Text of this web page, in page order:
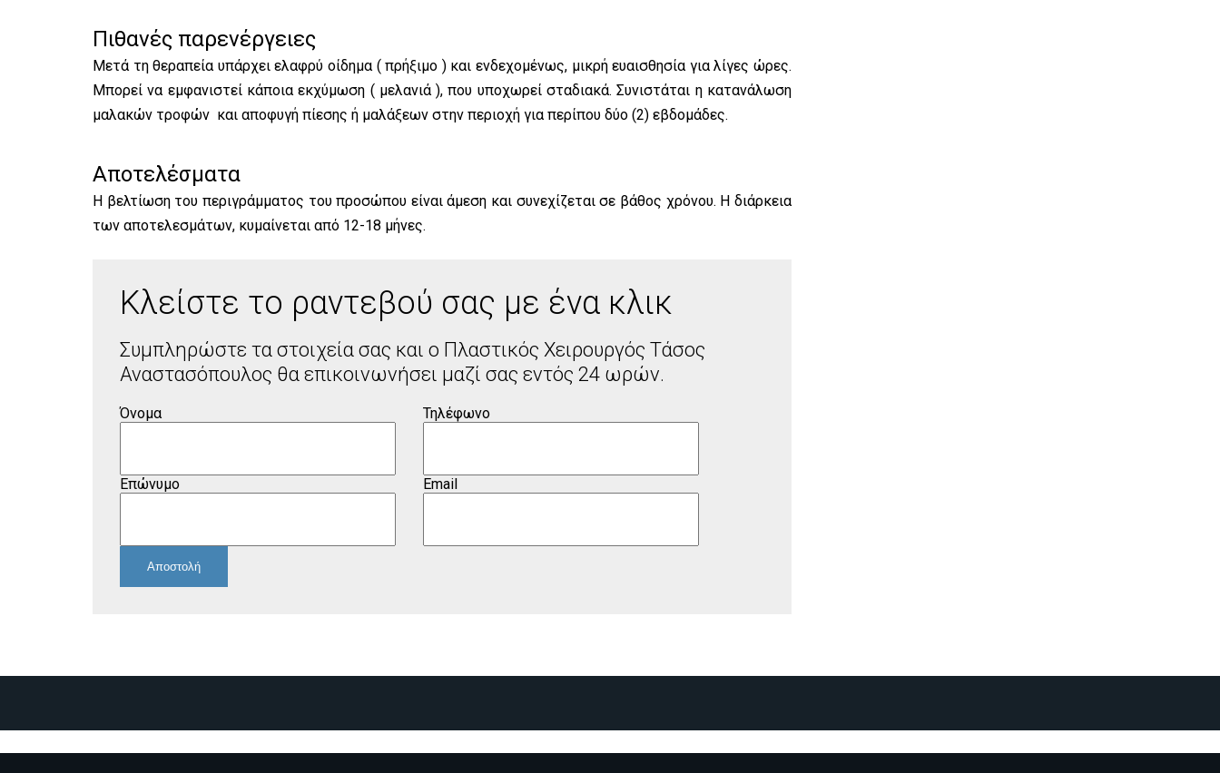
Πιθανές παρενέργειες
Μετά τη θεραπεία υπάρχει ελαφρύ οίδημα ( πρήξιμο ) και ενδεχομένως, μικρή ευαισθησία για λίγες ώρες.
Μπορεί να εμφανιστεί κάποια εκχύμωση ( μελανιά ), που υποχωρεί σταδιακά. Συνιστάται η κατανάλωση
μαλακών τροφών και αποφυγή πίεσης ή μαλάξεων στην περιοχή για περίπου δύο (2) εβδομάδες.
Αποτελέσματα
Η βελτίωση του περιγράμματος του προσώπου είναι άμεση και συνεχίζεται σε βάθος χρόνου. Η διάρκεια
των αποτελεσμάτων, κυμαίνεται από 12-18 μήνες.
Κλείστε το ραντεβού σας με ένα κλικ
Συμπληρώστε τα στοιχεία σας και ο Πλαστικός Χειρουργός Τάσος
Αναστασόπουλος θα επικοινωνήσει μαζί σας εντός 24 ωρών.
Όνομα
Επώνυμο
Τηλέφωνο
Email